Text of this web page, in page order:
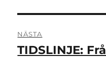
NÄSTA
Nästa
TIDSLINJE: